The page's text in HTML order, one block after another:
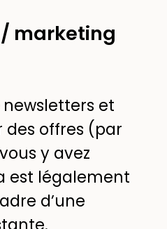
marketing
et
des offres (par
y avez
est légalement
d’une